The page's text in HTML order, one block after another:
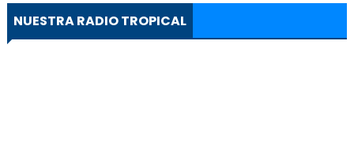
NUESTRA RADIO TROPICAL